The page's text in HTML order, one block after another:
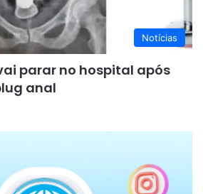
Notícias
parar no hospital após
anal